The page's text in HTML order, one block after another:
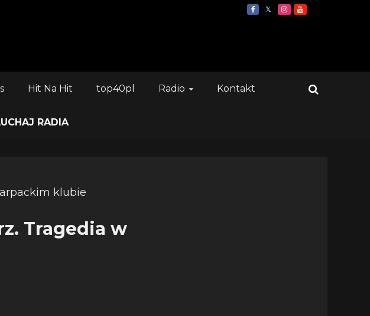
Hit Na Hit top40pl Radio Kontakt
RADIA
Tragedia w